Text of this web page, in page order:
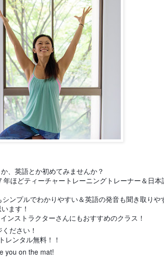
、英語とか初めてみませんか？
ほどティーチャートレーニングトレーナー＆日本
ンプルでわかりやすい＆英語の発音も聞き取りや
ます！
ンストラクターさんにもおすすめのクラス！
ださい！
レンタル無料！！
you on the mat!